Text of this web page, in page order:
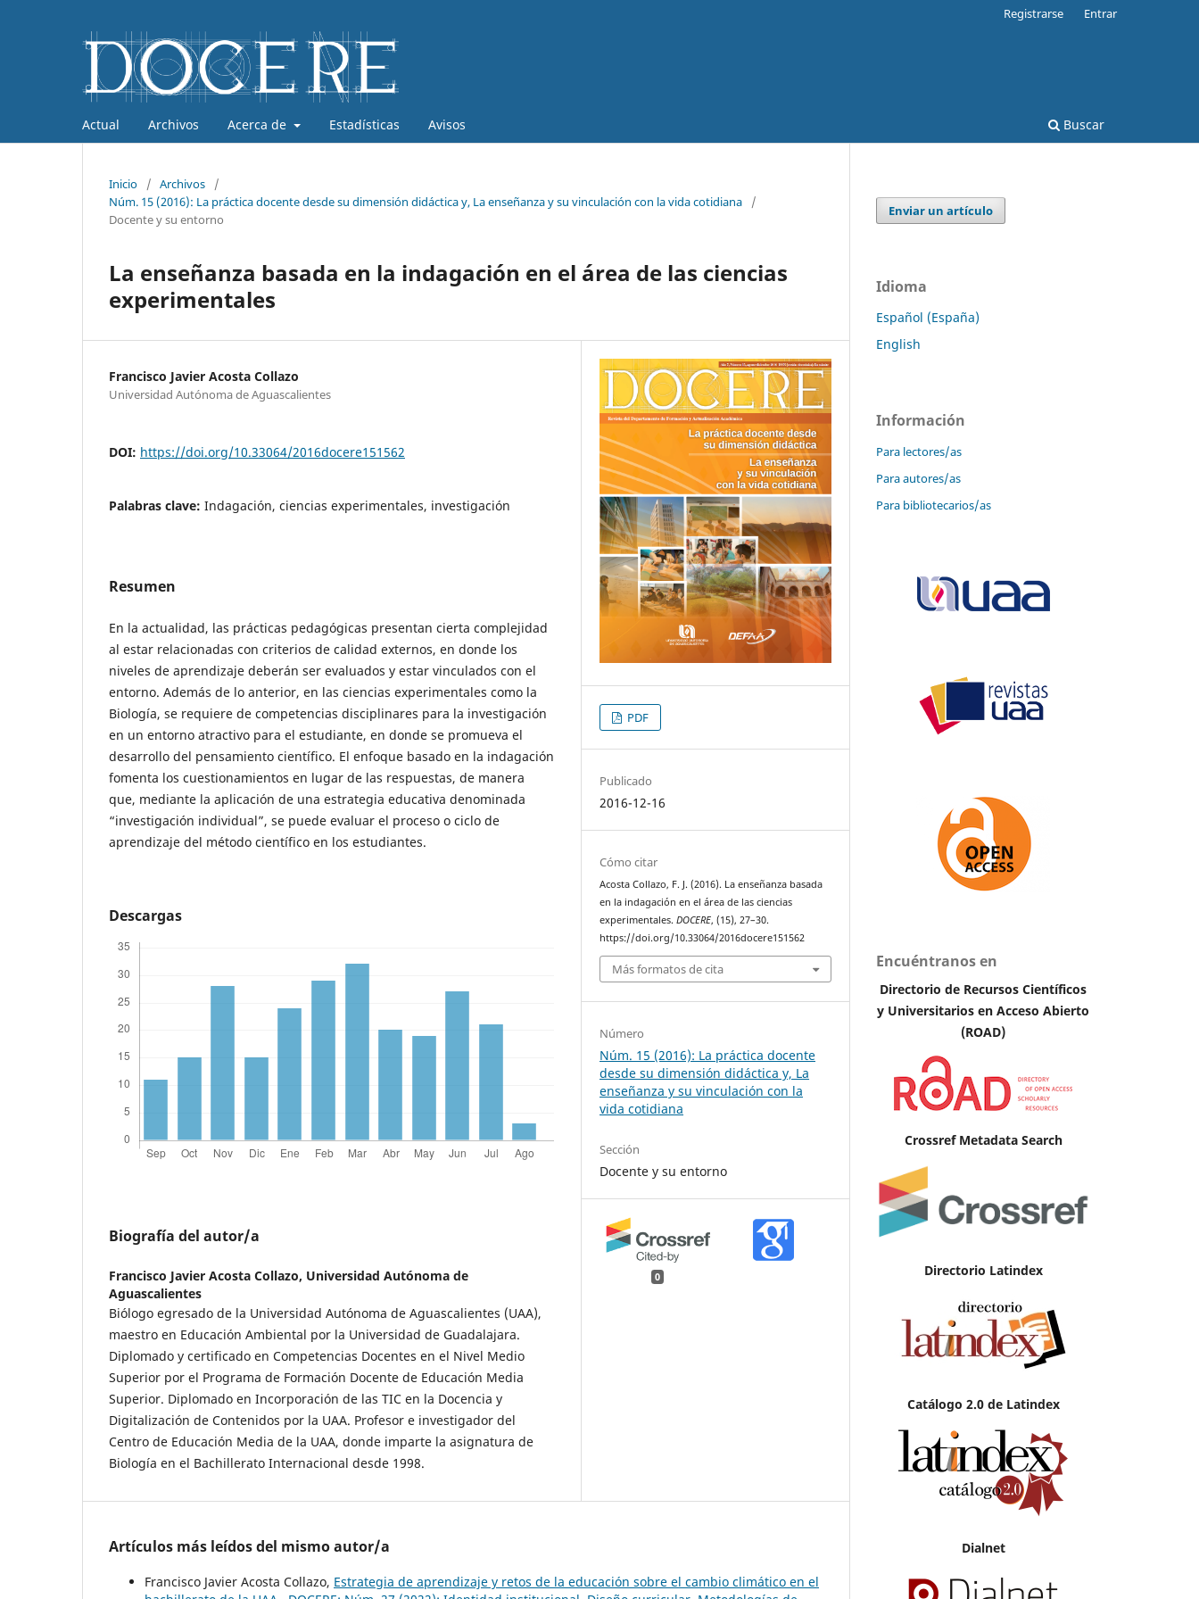
Actual Archivos Acerca de Estadísticas Avisos Buscar
Registrarse Entrar
Inicio / Archivos
/
Núm. 15 (2016): La práctica docente desde su dimensión didáctica y, La enseñanza y su vinculación con la vida cotidiana
/
Docente y su entorno
La enseñanza basada en la indagación en el área de las ciencias
experimentales
Francisco Javier Acosta Collazo
Universidad Autónoma de Aguascalientes
DOI: https://doi.org/10.33064/2016docere151562
Palabras clave: Indagación, ciencias experimentales, investigación
Resumen
En la actualidad, las prácticas pedagógicas presentan cierta complejidad
al estar relacionadas con criterios de calidad externos, en donde los
niveles de aprendizaje deberán ser evaluados y estar vinculados con el
entorno. Además de lo anterior, en las ciencias experimentales como la
Biología, se requiere de competencias disciplinares para la investigación
en un entorno atractivo para el estudiante, en donde se promueva el
desarrollo del pensamiento científico. El enfoque basado en la indagación
fomenta los cuestionamientos en lugar de las respuestas, de manera
que, mediante la aplicación de una estrategia educativa denominada
“investigación individual”, se puede evaluar el proceso o ciclo de
aprendizaje del método científico en los estudiantes.
Descargas
Biografía del autor/a
Francisco Javier Acosta Collazo, Universidad Autónoma de
Aguascalientes
Biólogo egresado de la Universidad Autónoma de Aguascalientes (UAA),
maestro en Educación Ambiental por la Universidad de Guadalajara.
Diplomado y certificado en Competencias Docentes en el Nivel Medio
Superior por el Programa de Formación Docente de Educación Media
Superior. Diplomado en Incorporación de las TIC en la Docencia y
Digitalización de Contenidos por la UAA. Profesor e investigador del
Centro de Educación Media de la UAA, donde imparte la asignatura de
Biología en el Bachillerato Internacional desde 1998.
PDF
Publicado
2016-12-16
Cómo citar
Acosta Collazo, F. J. (2016). La enseñanza basada
en la indagación en el área de las ciencias
experimentales.DOCERE, (15), 27–30.
https://doi.org/10.33064/2016docere151562
Más formatos de cita
Número
Núm. 15 (2016): La práctica docente
desde su dimensión didáctica y, La
enseñanza y su vinculación con la
vida cotidiana
Sección
Docente y su entorno
0
Artículos más leídos del mismo autor/a
Francisco Javier Acosta Collazo, Estrategia de aprendizaje y retos de la educación sobre el cambio climático en el
Enviar un artículo
Idioma
Español (España)
English
Información
Para lectores/as
Para autores/as
Para bibliotecarios/as
Encuéntranos en
Directorio de Recursos Científicos
y Universitarios en Acceso Abierto
(ROAD)
Crossref Metadata Search
Directorio Latindex
Catálogo 2.0 de Latindex
Dialnet